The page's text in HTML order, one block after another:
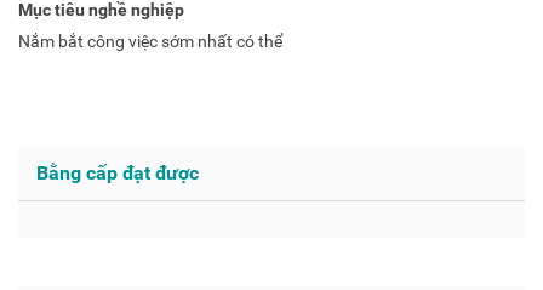
Mục tiêu nghề nghiệp
Nắm bắt công việc sớm nhất có thể
Bằng cấp đạt được